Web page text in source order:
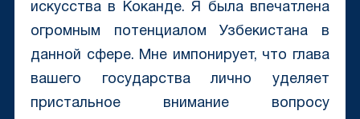
искусства в Коканде. Я была впечатлена
огромным потенциалом Узбекистана в
данной сфере. Мне импонирует, что глава
вашего государства лично уделяет
пристальное внимание вопросу